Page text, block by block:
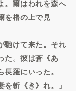
。爾はわれを森へ
を櫓の上で見
馳けて来た。それ
た。彼は蒼《あ
羅にいった。
を斬《き》れ。」